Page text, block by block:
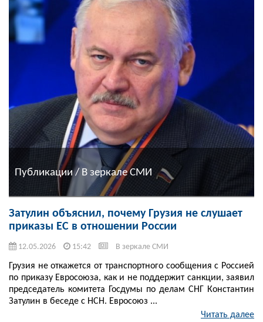
Публикации / В зеркале СМИ
Затулин объяснил, почему Грузия не слушает
приказы ЕС в отношении России
12.05.2026 15:42 В зеркале СМИ
Грузия не откажется от транспортного сообщения с Россией
по приказу Евросоюза, как и не поддержит санкции, заявил
председатель комитета Госдумы по делам СНГ Константин
Затулин в беседе с НСН. Евросоюз ...
Читать далее